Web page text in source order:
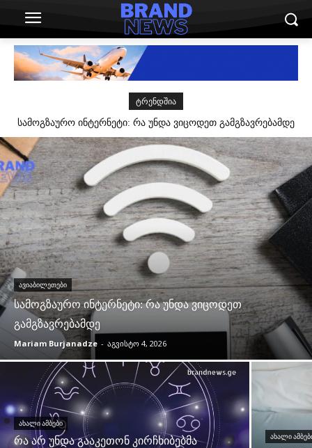
ᲢᲠᲔᲜᲓᲨᲘᲐ
სამოგზაურო ინტერნეტი: რა უნდა ვიცოდეთ გამგზავრებამდე
ᲐᲕᲘᲐᲑᲘᲚᲔᲗᲔᲑᲘ
სამოგზაურო ინტერნეტი: რა უნდა ვიცოდეთ
გამგზავრებამდე
Mariam Burjanadze - აგვისტო 4, 2026
ᲐᲮᲐᲚᲘ ᲐᲛᲑᲔᲑᲘ
რა არ უნდა გააკეთონ კირჩხიბებმა
ᲐᲮᲐᲚᲘ